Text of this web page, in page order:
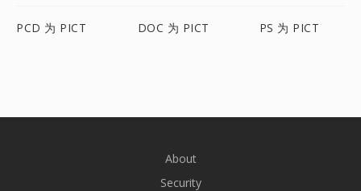
PCD 为 PICT DOC 为 PICT PS 为 PICT
About
Security